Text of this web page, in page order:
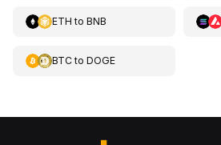
ETH to BNB
BTCto DOGE